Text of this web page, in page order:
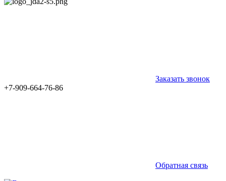
Заказать звонок
+7-909-664-76-86
Обратная связь